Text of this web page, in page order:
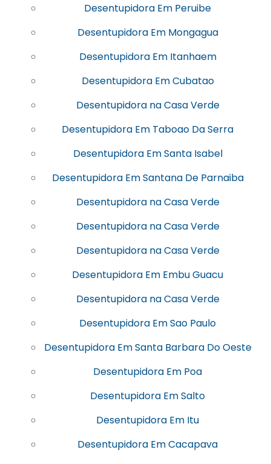
Desentupidora Em Peruibe
Desentupidora Em Mongagua
Desentupidora Em Itanhaem
Desentupidora Em Cubatao
Desentupidora na Casa Verde
Desentupidora Em Taboao Da Serra
Desentupidora Em Santa Isabel
Desentupidora Em Santana De Parnaiba
Desentupidora na Casa Verde
Desentupidora na Casa Verde
Desentupidora na Casa Verde
Desentupidora Em Embu Guacu
Desentupidora na Casa Verde
Desentupidora Em Sao Paulo
Desentupidora Em Santa Barbara Do Oeste
Desentupidora Em Poa
Desentupidora Em Salto
Desentupidora Em Itu
Desentupidora Em Cacapava